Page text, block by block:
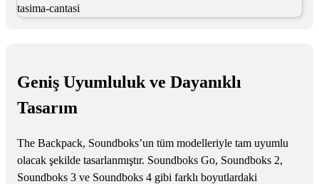
Geniş Uyumluluk ve Dayanıklı
Tasarım
The Backpack, Soundboks’un tüm modelleriyle tam uyumlu
olacak şekilde tasarlanmıştır. Soundboks Go, Soundboks 2,
Soundboks 3 ve Soundboks 4 gibi farklı boyutlardaki